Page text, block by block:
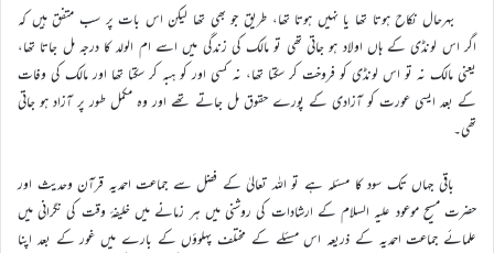
بہرحال نکاح ہوتا تھا یا نہیں ہوتا تھا، طریق جو بھی تھا لیکن اس بات پر سب متفق ہیں کہ
اگر اس لونڈی کے ہاں اولاد ہو جاتی تھی تو مالک کی زندگی میں اسے ام الولد کا درجہ مل جاتا تھا،
یعنی مالک نہ تو اس لونڈی کو فروخت کر سکتا تھا، نہ کسی اور کو ہبہ کر سکتا تھا اور مالک کی وفات
کے بعد ایسی عورت کو آزادی کے پورے حقوق مل جاتے تھے اور وہ مکمل طور پر آزاد ہو جاتی
تھی۔
باقی جہاں تک سود کا مسئلہ ہے تو اللہ تعالیٰ کے فضل سے جماعت احمدیہ قرآن وحدیث اور
حضرت مسیح موعود علیہ السلام کے ارشادات کی روشنی میں ہر زمانے میں خلیفۂ وقت کی نگرانی میں
علمائے جماعت احمدیہ کے ذریعہ اس مسئلے کے مختلف پہلوؤں کے بارے میں غور کے بعد اپنا